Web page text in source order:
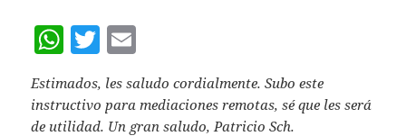
W
h
at
s
T
w
itt
er
m
ai
l
Estimados, les saludo cordialmente. Subo este
instructivo para mediaciones remotas, sé que les será
de utilidad. Un gran saludo, Patricio Sch.